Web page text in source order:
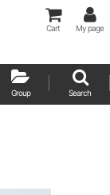
Cart My page
Group Search